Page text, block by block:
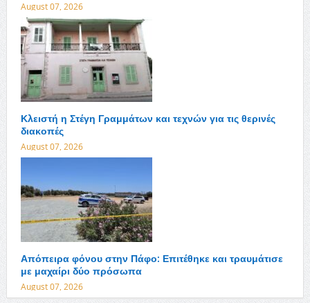
August 07, 2026
Κλειστή η Στέγη Γραμμάτων και τεχνών για τις θερινές
διακοπές
August 07, 2026
Απόπειρα φόνου στην Πάφο: Επιτέθηκε και τραυμάτισε
με μαχαίρι δύο πρόσωπα
August 07, 2026